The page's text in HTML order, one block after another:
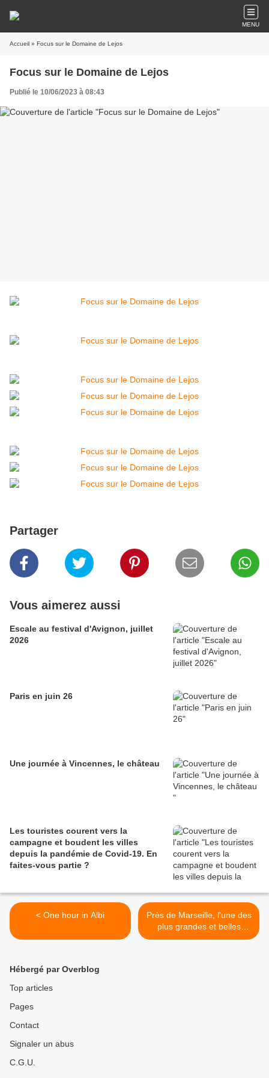
MENU
Accueil » Focus sur le Domaine de Lejos
Focus sur le Domaine de Lejos
Publié le 10/06/2023 à 08:43
Partager
Vous aimerez aussi
Escale au festival d'Avignon, juillet
2026
Paris en juin 26
Une journée à Vincennes, le château
Les touristes courent vers la
campagne et boudent les villes
depuis la pandémie de Covid‑19. En
faites‑vous partie ?
< One hour in Albi
Près de Marseille, l'une des
plus grandes et belles
plages de la Méditerranée...
Hébergé par Overblog
Top articles
Pages
Contact
Signaler un abus
C.G.U.